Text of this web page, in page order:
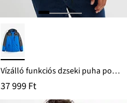
Vízálló funkciós dzseki puha polár béléssel
37 999 Ft